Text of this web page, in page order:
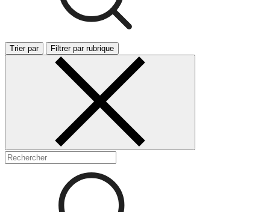
Trier par Filtrer par rubrique